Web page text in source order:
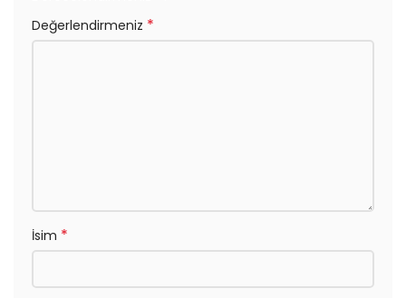
Değerlendirmeniz *
İsim *